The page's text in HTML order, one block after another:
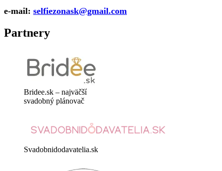
e-mail: selfiezonask@gmail.com
Partnery
Bridee.sk – najväčší
svadobný plánovač
Svadobnidodavatelia.sk